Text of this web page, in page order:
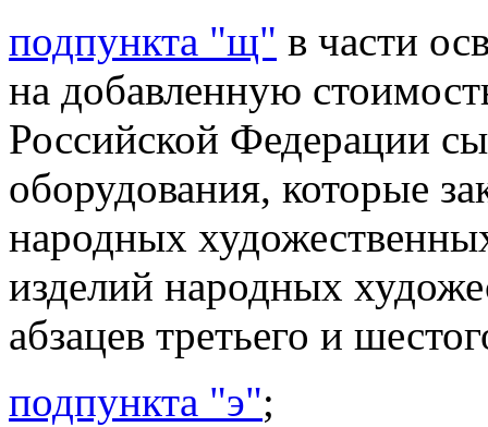
подпункта "щ" в части
на добавленную
Российской Федерации
оборудования, которые
народных
изделий народных
абзацев третьего и
подпункта "э";